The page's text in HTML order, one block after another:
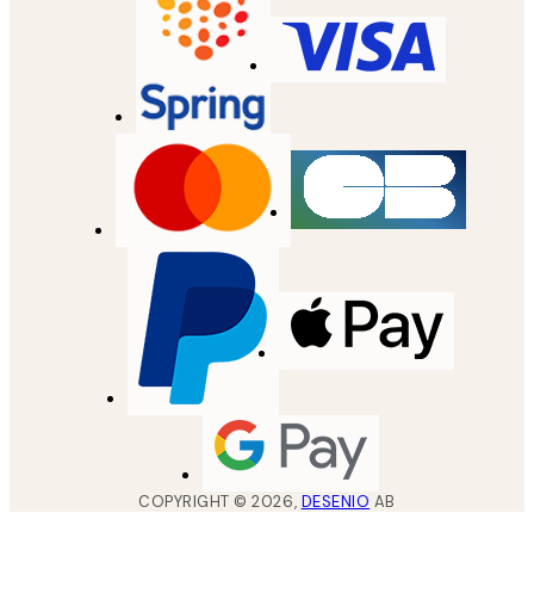
COPYRIGHT ©2026, DESENIO AB